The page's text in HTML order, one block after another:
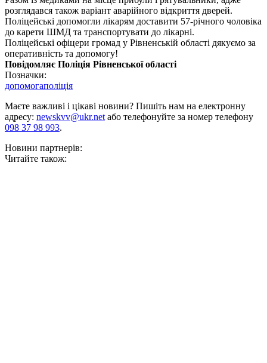
розглядався також варіант аварійного відкриття дверей.
Поліцейські допомогли лікарям доставити 57-річного чоловіка
до карети ШМД та транспортувати до лікарні.
Поліцейські офіцери громад у Рівненській області дякуємо за
оперативність та допомогу!
Повідомляє Поліція Рівненської області
Позначки:
допомогаполіція
Маєте важливі і цікаві новини? Пишіть нам на електронну
адресу: newskvv@ukr.netабо телефонуйте за номер телефону
098 37 98 993.
Новини партнерів:
Читайте також: